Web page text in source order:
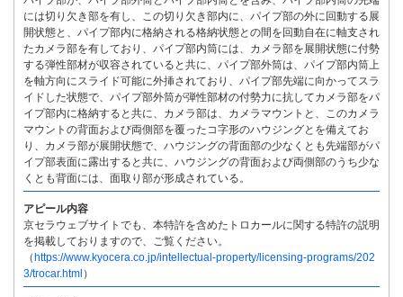
には切り欠き部を有し、この切り欠き部内に、パイプ部の外に回動する展
開状態と、パイプ部内に格納される格納状態との間を回動自在に軸支され
たカメラ部を有しており、パイプ部内筒には、カメラ部を展開状態に付勢
する弾性部材が収容されていると共に、パイプ部外筒は、パイプ部内筒上
を軸方向にスライド可能に外挿されており、パイプ部先端に向かってスラ
イドした状態で、パイプ部外筒が弾性部材の付勢力に抗してカメラ部をパ
イプ部内に格納すると共に、カメラ部は、カメラマウントと、このカメラ
マウントの背面および両側部を覆ったコ字形のハウジングとを備えてお
り、カメラ部が展開状態で、ハウジングの背面部の少なくとも先端部がパ
イプ部表面に露出すると共に、ハウジングの背面および両側部のうち少な
くとも背面には、面取り部が形成されている。
アピール内容
京セラウェブサイトでも、本特許を含めたトロカールに関する特許の説明
を掲載しておりますので、ご覧ください。
（ https://www.kyocera.co.jp/intellectual-property/licensing-programs/202
3/trocar.html ）